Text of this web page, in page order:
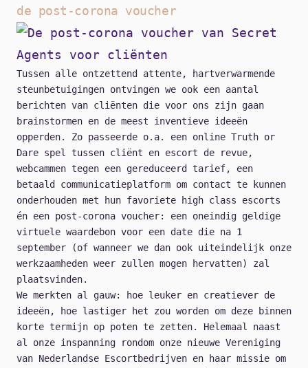
de post-corona voucher
Tussen alle ontzettend attente, hartverwarmende
steunbetuigingen ontvingen we ook een aantal
berichten van cliënten die voor ons zijn gaan
brainstormen en de meest inventieve ideeën
opperden. Zo passeerde o.a. een online Truth or
Dare spel tussen cliënt en escort de revue,
webcammen tegen een gereduceerd tarief, een
betaald communicatieplatform om contact te kunnen
onderhouden met hun favoriete high class escorts
én een post-corona voucher: een oneindig geldige
virtuele waardebon voor een date die na 1
september (of wanneer we dan ook uiteindelijk onze
werkzaamheden weer zullen mogen hervatten) zal
plaatsvinden.
We merkten al gauw: hoe leuker en creatiever de
ideeën, hoe lastiger het zou worden om deze binnen
korte termijn op poten te zetten. Helemaal naast
al onze inspanning rondom onze nieuwe Vereniging
van Nederlandse Escortbedrijven en haar missie om